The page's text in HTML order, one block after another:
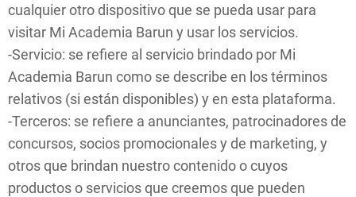
cualquier otro dispositivo que se pueda usar para
visitar Mi Academia Barun y usar los servicios.
-Servicio: se refiere al servicio brindado por Mi
Academia Barun como se describe en los términos
relativos (si están disponibles) y en esta plataforma.
-Terceros: se refiere a anunciantes, patrocinadores de
concursos, socios promocionales y de marketing, y
otros que brindan nuestro contenido o cuyos
productos o servicios que creemos que pueden